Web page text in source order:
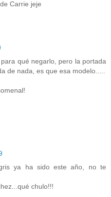
Carrie jeje
qué negarlo, pero la portada
de nada, es que esa modelo.....
ya ha sido este año, no te
chulo!!!